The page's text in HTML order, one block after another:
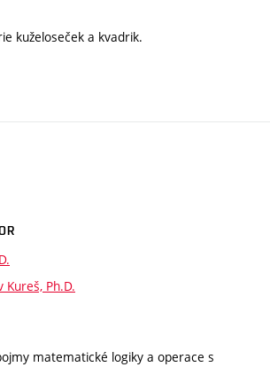
kuželoseček a kvadrik.
Kureš, Ph.D.
matematické logiky a operace s